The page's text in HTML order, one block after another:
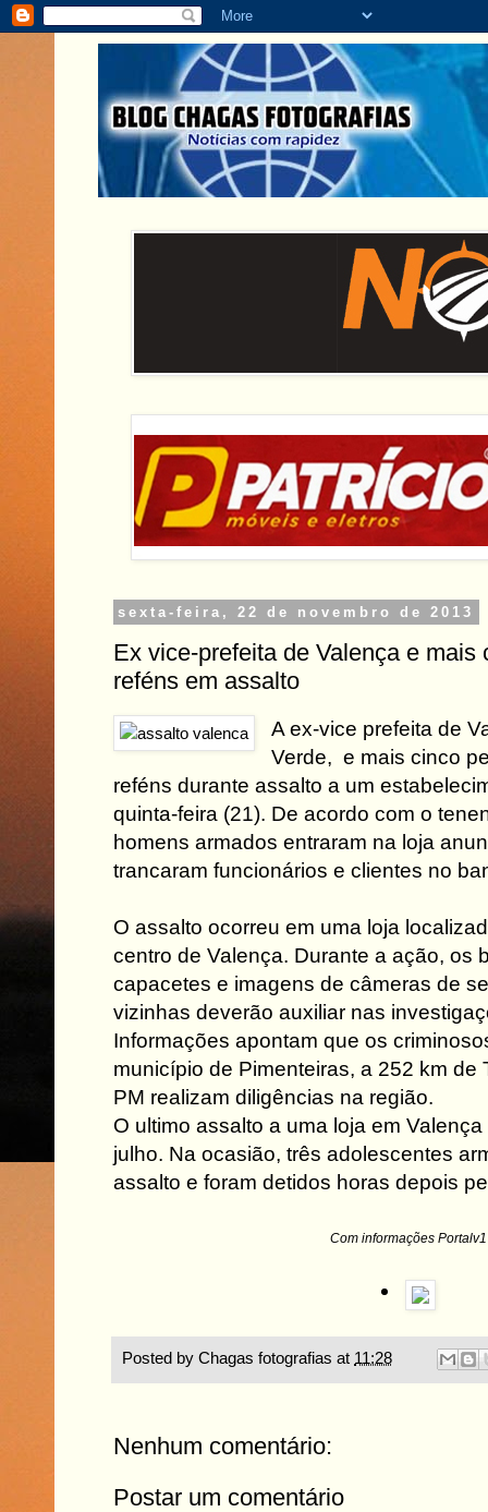
sexta-feira, 22 de novembro de 2013
Ex vice-prefeita de Valença e mais
reféns em assalto
A ex-vice prefeita de
Verde, e mais cinco
reféns durante assalto a um
quinta-feira (21). De acordo com o
homens armados entraram na loja
trancaram funcionários e clientes no
O assalto ocorreu em uma loja
centro de Valença. Durante a ação, os
capacetes e imagens de câmeras de
vizinhas deverão auxiliar nas
Informações apontam que os
município de Pimenteiras, a 252 km de
PM realizam diligências na região.
O ultimo assalto a uma loja em
julho. Na ocasião, três adolescentes
assalto e foram detidos horas depois
Com informações Portalv1
Posted by Chagas fotografias at 11:28
Nenhum comentário:
Postar um comentário